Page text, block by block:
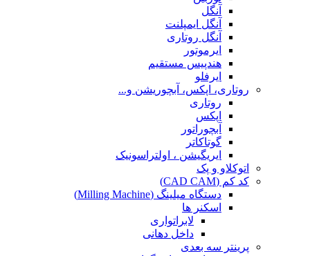
آنگل
آنگل ایمپلنت
آنگل روتاری
ایرموتور
هندپیس مستقیم
ایرفلو
روتاری، اپکس، آبچوریشن و...
روتاری
اپکس
آبچوراتور
گوتاکاتر
ایریگیشن ، اولتراسونیک
اتوکلاو و پک
کد کم (CAD CAM)
دستگاه میلینگ (Milling Machine)
اسکنر ها
لابراتواری
داخل دهانی
پرینتر سه بعدی